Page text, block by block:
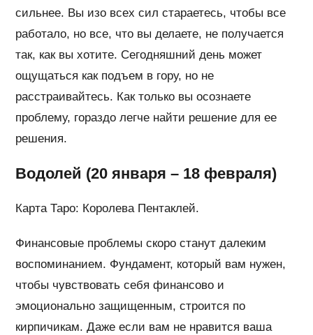
сильнее. Вы изо всех сил стараетесь, чтобы все
работало, но все, что вы делаете, не получается
так, как вы хотите. Сегодняшний день может
ощущаться как подъем в гору, но не
расстраивайтесь. Как только вы осознаете
проблему, гораздо легче найти решение для ее
решения.
Водолей (20 января – 18 февраля)
Карта Таро: Королева Пентаклей.
Финансовые проблемы скоро станут далеким
воспоминанием. Фундамент, который вам нужен,
чтобы чувствовать себя финансово и
эмоционально защищенным, строится по
кирпичикам. Даже если вам не нравится ваша